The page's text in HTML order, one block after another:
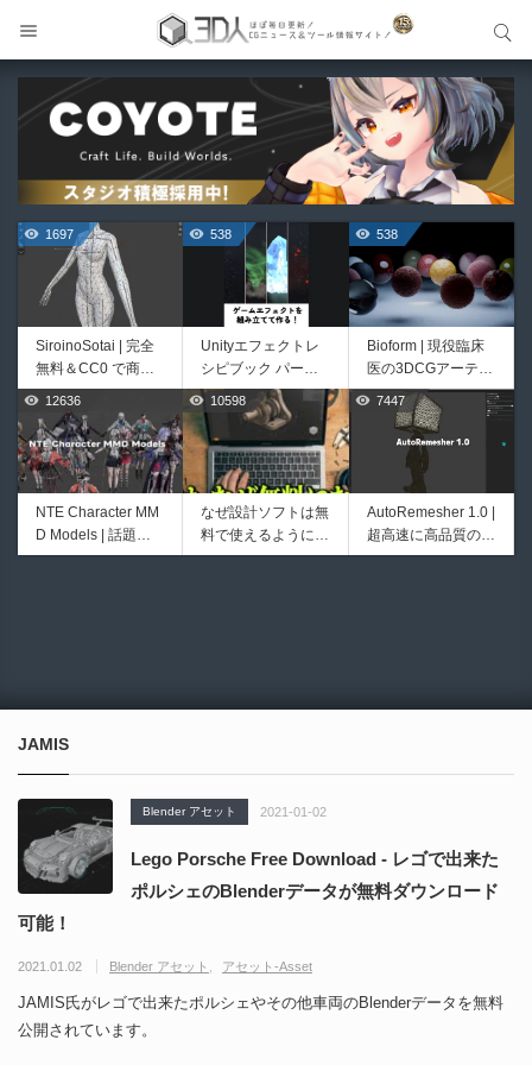
1697
SiroinoSotai | 完全
無料＆CC0 で商用
利用OKなVRChat向
け共通素体3Dモデ
ルが正式リリース！
程よいポリ数＆トポ
ロジーにも注目！
538
Unityエフェクトレ
シピブック パーツ
を組み合わせて作れ
る | ktk.kumamoto氏
によるUnity向けエ
フェクト教本が202
6年7月13日に発
売！
538
Bioform | 現役臨床
医の3DCGアーティ
ストが実際の解剖学
に基づいて構築した
プロシージャルな生
物学的Blenderマテ
リアルアセットアド
オン！無料お試し版
もあるよ！
427
Directive Utilities |
ブループリントライ
ブラリやエディタス
387
Pipe It | 直感的にパ
イプ形状を構築出来
るUnreal Engine 5
12636
NTE Character MM
D Models | 話題の
ゲーム『NTE（Nev
10598
なぜ設計ソフトは無
料で使えるようにな
ったのか──3D-CA
7447
AutoRemesher 1.0 |
超高速に高品質のク
ワッドポリゴンでリ
能な伸縮式ライトセ
ーバーの開発メイキ
nderのドキュメン
er向けAIエージェン
CGMatter
JAMIS
Blender アセット 2021-01-02
Lego Porsche Free Download - レゴで出来た
ポルシェのBlenderデータが無料ダウンロード
可能！
2021.01.02 Blender アセット アセット-Asset
JAMIS氏がレゴで出来たポルシェやその他車両のBlenderデータを無料
公開されています。
サイト内検索